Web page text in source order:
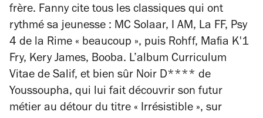
frère. Fanny cite tous les classiques qui ont
rythmé sa jeunesse : MC Solaar, I AM, La FF, Psy
4 de la Rime « beaucoup », puis Rohff, Mafia K'1
Fry, Kery James, Booba. L’album Curriculum
Vitae de Salif, et bien sûr Noir D**** de
Youssoupha, qui lui fait découvrir son futur
métier au détour du titre « Irrésistible », sur